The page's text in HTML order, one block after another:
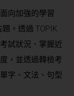
向加強的學習
。透過 TOPIK
試狀況、掌握近
，並透過韓檢考
字、文法、句型